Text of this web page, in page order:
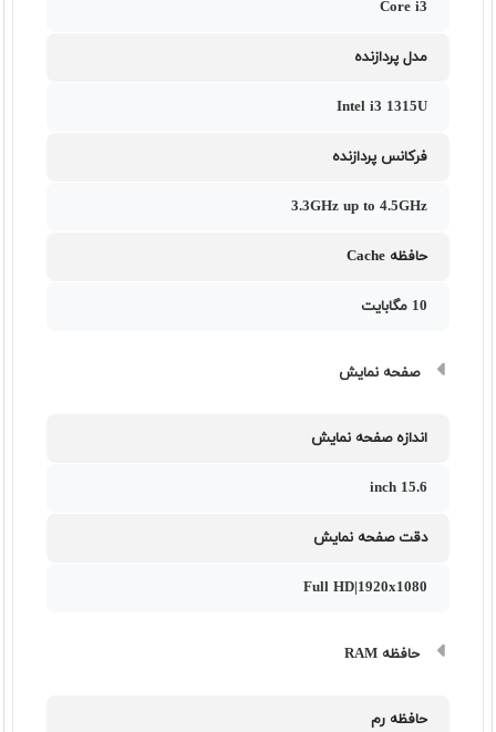
Core i3
مدل پردازنده
Intel i3 1315U
فرکانس پردازنده
3.3GHz up to 4.5GHz
حافظه Cache
10 مگابایت
صفحه نمایش
اندازه صفحه نمایش
15.6 inch
دقت صفحه نمایش
Full HD|1920x1080
حافظه RAM
حافظه رم